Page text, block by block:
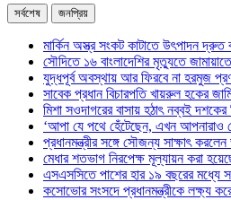
সর্বশেষ জনপ্রিয়
মার্কিন অস্ত্র সংকট কাটাতে উৎপাদন দ্রুত
সৌদিতে ১৬ বাংলাদেশির মৃত্যুতে
যুদ্ধপূর্ব অবস্থায় আর ফিরবে না হরমুজ
সাবেক প্রধান বিচারপতি খায়রুল হকের
মিশা সওদাগরের বাসায় হঠাৎ নব্বই
‘আপা যে পথে হেঁটেছেন, এখন আপনারাও
প্রধানমন্ত্রীর সঙ্গে সৌজন্য সাক্ষাৎ
মেধার শতভাগ নিরপেক্ষ মূল্যায়ন করা
এসএসসিতে পাশের হার ১৯ বছরের মধ্যে
কসোভোর সংসদে প্রধানমন্ত্রীকে লক্ষ্য